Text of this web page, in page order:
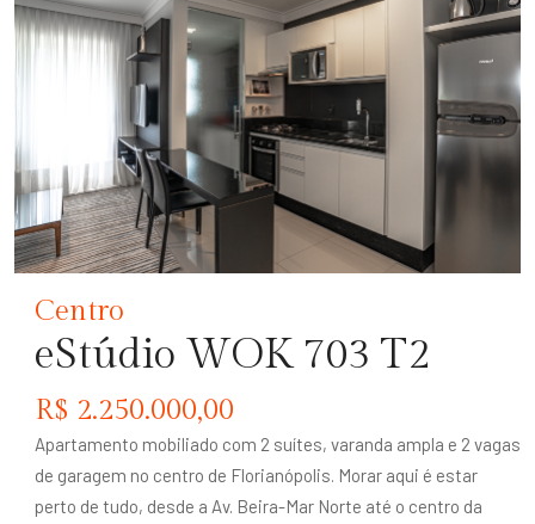
Centro
eStúdio WOK 703 T2
R$ 2.250.000,00
Apartamento mobiliado com 2 suítes, varanda ampla e 2 vagas
de garagem no centro de Florianópolis. Morar aqui é estar
perto de tudo, desde a Av. Beira-Mar Norte até o centro da